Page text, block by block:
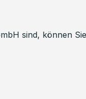
sind, können